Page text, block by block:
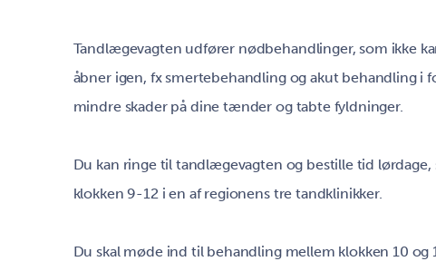
Tandlægevagten udfører nødbehandlinger, som ikke
åbner igen, fx smertebehandling og akut behandling i
mindre skader på dine tænder og tabte fyldninger.
Du kan ringe til tandlægevagten og bestille tid lørdage,
klokken 9-12 i en af regionens tre tandklinikker.
Du skal møde ind til behandling mellem klokken 10